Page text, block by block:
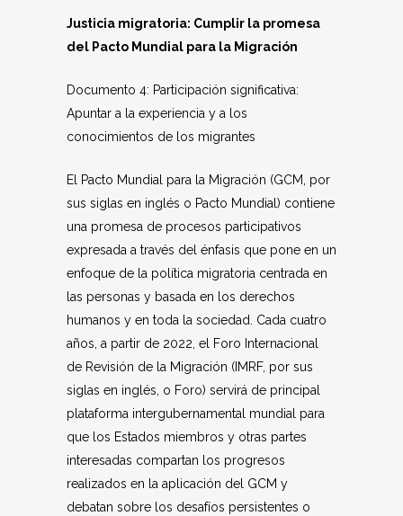
Justicia migratoria: Cumplir la promesa
del Pacto Mundial para la Migración
Documento 4: Participación significativa:
Apuntar a la experiencia y a los
conocimientos de los migrantes
El Pacto Mundial para la Migración (GCM, por
sus siglas en inglés o Pacto Mundial) contiene
una promesa de procesos participativos
expresada a través del énfasis que pone en un
enfoque de la política migratoria centrada en
las personas y basada en los derechos
humanos y en toda la sociedad. Cada cuatro
años, a partir de 2022, el Foro Internacional
de Revisión de la Migración (IMRF, por sus
siglas en inglés, o Foro) servirá de principal
plataforma intergubernamental mundial para
que los Estados miembros y otras partes
interesadas compartan los progresos
realizados en la aplicación del GCM y
debatan sobre los desafíos persistentes o